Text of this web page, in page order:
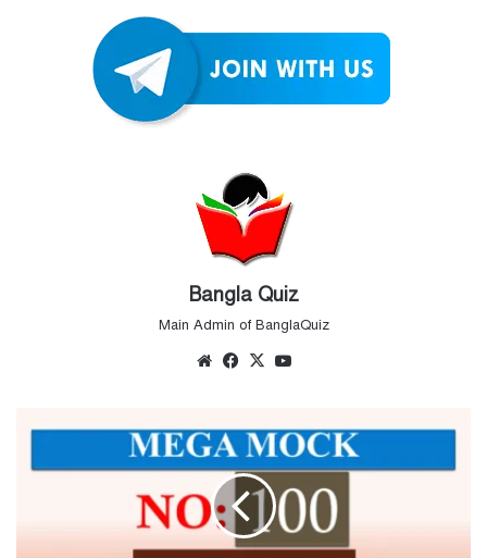
Bangla Quiz
Main Admin of BanglaQuiz
WebsiteFacebook
X